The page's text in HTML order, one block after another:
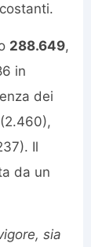
288.649,
in
dei
Il
da un
sia